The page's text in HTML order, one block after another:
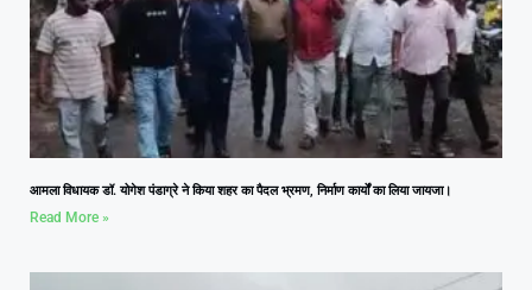
आमला विधायक डॉ. योगेश पंडाग्रे ने किया शहर का पैदल भ्रमण, निर्माण कार्यों का लिया जायजा।
Read More »